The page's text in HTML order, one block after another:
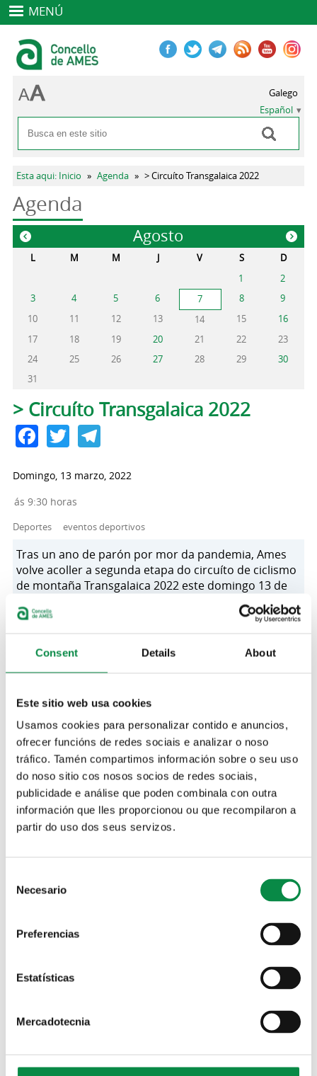
Consent Details About
Este sitio web usa cookies
Usamos cookies para personalizar contido e anuncios,
ofrecer funcións de redes sociais e analizar o noso
tráfico. Tamén compartimos información sobre o seu uso
do noso sitio cos nosos socios de redes sociais,
publicidade e análise que poden combinala con outra
información que lles proporcionou ou que recompilaron a
partir do uso dos seus servizos.
Selection
Necesario
Preferencias
Estatísticas
Mercadotecnia
MENÚ
Formulario de búsqueda
Buscar
Galego
Español
Se encuentra usted aquí
Esta aqui: Inicio » Agenda » > Circuíto Transgalaica 2022
Agenda
Agosto
« »
L M M J V S
D
1
2
3
4 5 6 7 8
9
10
11 12 13 14 15
16
17
18 19 20 21 22
23
24
25 26 27 28 29
30
31
Solapas principales
> Circuíto Transgalaica 2022
Facebook
TwitterTelegram
Domingo, 13 marzo, 2022
ás 9:30 horas
Deportes eventos deportivos
Tras un ano de parón por mor da pandemia, Ames
volve acoller a segunda etapa do circuíto de ciclismo
de montaña Transgalaica 2022 este domingo 13 de
marzo. Será a sexta ocasión na que o concello
celebre esta cita, unha das máis importantes do
organizada polo club ciclista amesán Os Esfola Arrós
comezará un circuíto de 33 quilómetros que haberá
que percorrer dúas veces. As inscricións están
abertas ata o mércores 9, ás 23:59 horas,premendo
nesta ligazón ou accedendo á web magmasports.es.